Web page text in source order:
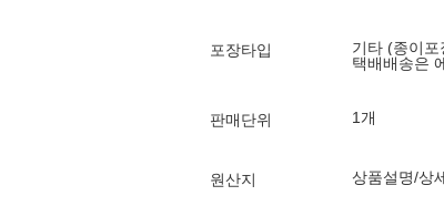
포장타입
기타 (종이포
택배배송은
판매단위 1개
원산지 상품설명/상